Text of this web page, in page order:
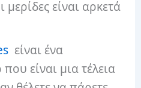
είναι αρκετά
είναι ένα
είναι μια τέλεια